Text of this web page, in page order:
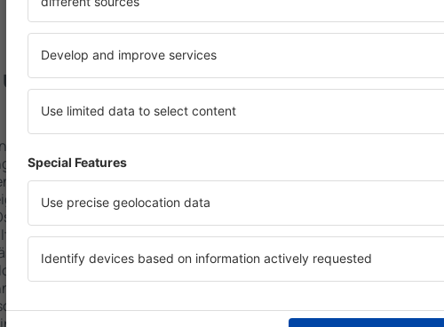
in Provinz
Osorno werden von der
der Fahrtrichtung und der Check-
schnell gefunden. Nach Auswahl der
die Suchmaschine an, welche
verfügbar sind. Die Auswahl der
für die Art der Einrichtung und die
die Entfernung zum
Stornierung der Buchung
Sie problemlos ganz einfach eine
in wenigen Minuten auswählen. Sie
Welche
Unterkünften
Die
hängen von der Art
Sterne ab. Gäste
und Kaffeezubehör,
Unterkünften
Parkplätze an der
Restaurant bestellen
auswählen. Sie
Osorno buchen, die